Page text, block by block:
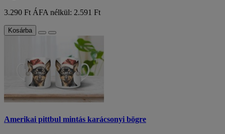
3.290 Ft ÁFA nélkül: 2.591 Ft
Kosárba
Amerikai pittbul mintás karácsonyi bögre